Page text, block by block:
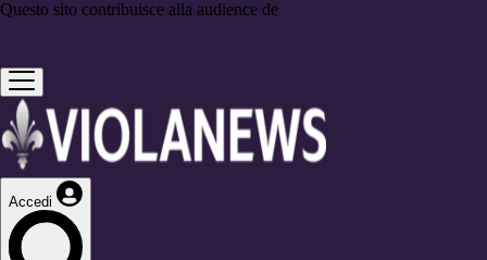
Questo sito contribuisce alla audience de
Accedi